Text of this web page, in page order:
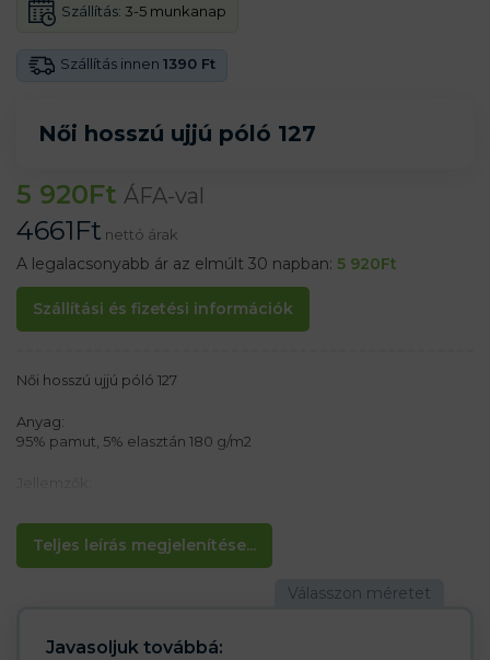
Női hosszú ujjú póló 127
Szállítás innen 1390 Ft
Szállítás: 3-5 munkanap
5 920Ft ÁFA-val
4661Ft nettó árak
A legalacsonyabb ár az elmúlt 30 napban: 5 920Ft
Szállítási és fizetési információk
Teljes leírás megjelenítése...
Női hosszú ujjú póló 127
Anyag:
95% pamut, 5% elasztán 180 g/m2
– A nyakkivágásban
– Oldalsó varratok
– Rugalmas kötés a nyak körül
Javasoljuk továbbá: